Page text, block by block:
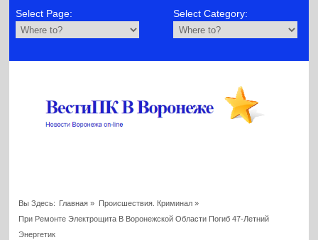
Select Page: Select Category:
Вы Здесь: Главная » Происшествия. Криминал»
При Ремонте Электрощита В Воронежской Области Погиб 47-Летний
Энергетик